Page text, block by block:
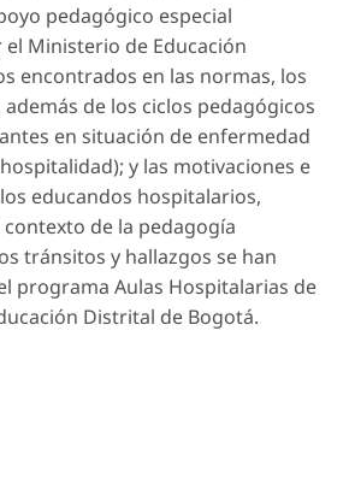
pedagógico especial
Ministerio de Educación
encontrados en las normas, los
de los ciclos pedagógicos
en situación de enfermedad
y las motivaciones e
educandos hospitalarios,
de la pedagogía
tránsitos y hallazgos se han
programa Aulas Hospitalarias de
Distrital de Bogotá.